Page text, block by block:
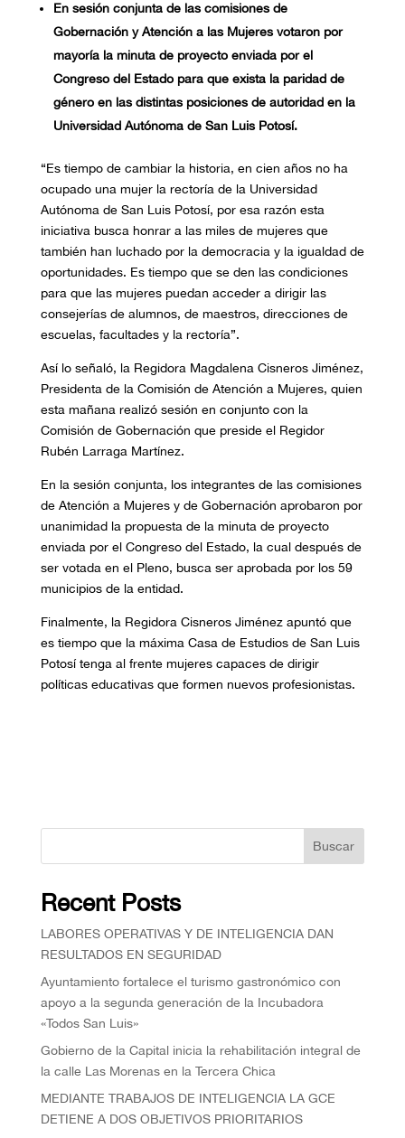
En sesión conjunta de las comisiones de
Gobernación y Atención a las Mujeres votaron por
mayoría la minuta de proyecto enviada por el
Congreso del Estado para que exista la paridad de
género en las distintas posiciones de autoridad en la
Universidad Autónoma de San Luis Potosí.
“Es tiempo de cambiar la historia, en cien años no ha
ocupado una mujer la rectoría de la Universidad
Autónoma de San Luis Potosí, por esa razón esta
iniciativa busca honrar a las miles de mujeres que
también han luchado por la democracia y la igualdad de
oportunidades. Es tiempo que se den las condiciones
para que las mujeres puedan acceder a dirigir las
consejerías de alumnos, de maestros, direcciones de
escuelas, facultades y la rectoría”.
Así lo señaló, la Regidora Magdalena Cisneros Jiménez,
Presidenta de la Comisión de Atención a Mujeres, quien
esta mañana realizó sesión en conjunto con la
Comisión de Gobernación que preside el Regidor
Rubén Larraga Martínez.
En la sesión conjunta, los integrantes de las comisiones
de Atención a Mujeres y de Gobernación aprobaron por
unanimidad la propuesta de la minuta de proyecto
enviada por el Congreso del Estado, la cual después de
ser votada en el Pleno, busca ser aprobada por los 59
municipios de la entidad.
Finalmente, la Regidora Cisneros Jiménez apuntó que
es tiempo que la máxima Casa de Estudios de San Luis
Potosí tenga al frente mujeres capaces de dirigir
políticas educativas que formen nuevos profesionistas.
Buscar
Recent Posts
⁠LABORES OPERATIVAS Y DE INTELIGENCIA DAN
RESULTADOS EN SEGURIDAD
Ayuntamiento fortalece el turismo gastronómico con
apoyo a la segunda generación de la Incubadora
«Todos San Luis»
Gobierno de la Capital inicia la rehabilitación integral de
la calle Las Morenas en la Tercera Chica
MEDIANTE TRABAJOS DE INTELIGENCIA LA GCE
DETIENE A DOS OBJETIVOS PRIORITARIOS